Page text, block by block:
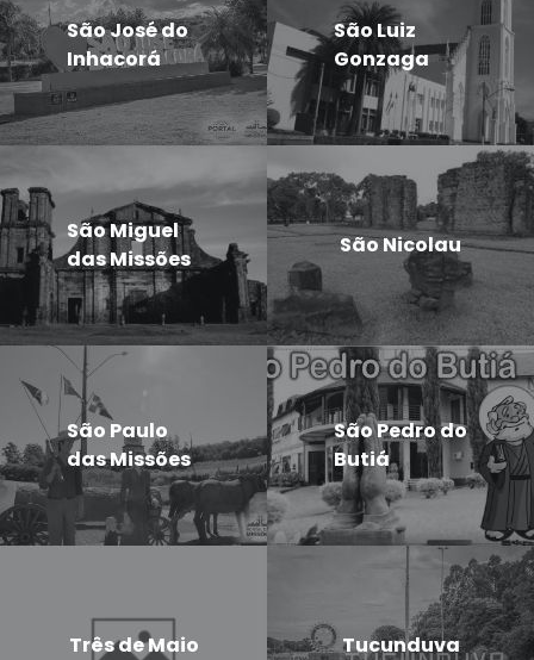
São José do
Inhacorá
São Luiz
Gonzaga
São Miguel
das Missões
São Nicolau
São Paulo
das Missões
São Pedro do
Butiá
Três de Maio Tucunduva